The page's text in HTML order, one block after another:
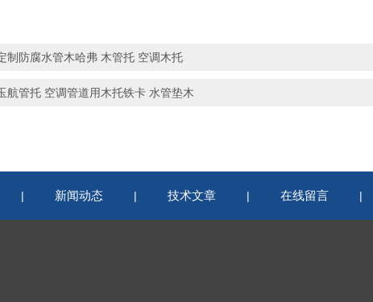
制防腐水管木哈弗 木管托 空调木托
航管托 空调管道用木托铁卡 水管垫木
| 新闻动态 | 技术文章 | 在线留言 |